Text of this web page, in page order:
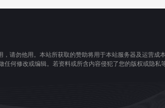
请勿他用。本站所获取的赞助将用于本站服务器及运营成
何修改或编辑。若资料或所含内容侵犯了您的版权或隐私